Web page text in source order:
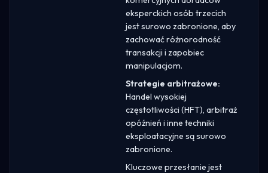
eksperckich osób trzecich
jest surowo zabronione, aby
zachować różnorodność
transakcji i zapobiec
manipulacjom.
Strategie arbitrażowe:
Handel wysokiej
częstotliwości (HFT), arbitraż
opóźnień i inne techniki
eksploatacyjne są surowo
zabronione.
Kluczowe przesłanie jest